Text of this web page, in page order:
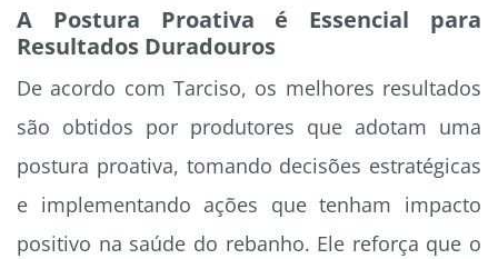
A Postura Proativa é Essencial para
Resultados Duradouros
De acordo com Tarciso, os melhores resultados
são obtidos por produtores que adotam uma
postura proativa, tomando decisões estratégicas
e implementando ações que tenham impacto
positivo na saúde do rebanho. Ele reforça que o